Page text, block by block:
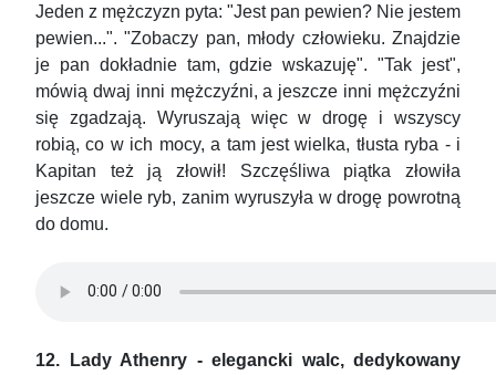
Jeden z mężczyzn pyta: "Jest pan pewien? Nie jestem
pewien...". "Zobaczy pan, młody człowieku. Znajdzie
je pan dokładnie tam, gdzie wskazuję". "Tak jest",
mówią dwaj inni mężczyźni, a jeszcze inni mężczyźni
się zgadzają. Wyruszają więc w drogę i wszyscy
robią, co w ich mocy, a tam jest wielka, tłusta ryba - i
Kapitan też ją złowił! Szczęśliwa piątka złowiła
jeszcze wiele ryb, zanim wyruszyła w drogę powrotną
do domu.
12. Lady Athenry - elegancki walc, dedykowany